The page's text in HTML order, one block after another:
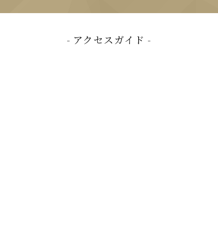
アクセスガイド